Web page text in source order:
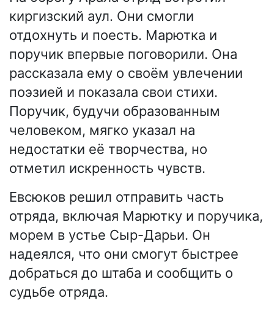
киргизский аул. Они смогли
отдохнуть и поесть. Марютка и
поручик впервые поговорили. Она
рассказала ему о своём увлечении
поэзией и показала свои стихи.
Поручик, будучи образованным
человеком, мягко указал на
недостатки её творчества, но
отметил искренность чувств.
Евсюков решил отправить часть
отряда, включая Марютку и поручика,
морем в устье Сыр-Дарьи. Он
надеялся, что они смогут быстрее
добраться до штаба и сообщить о
судьбе отряда.